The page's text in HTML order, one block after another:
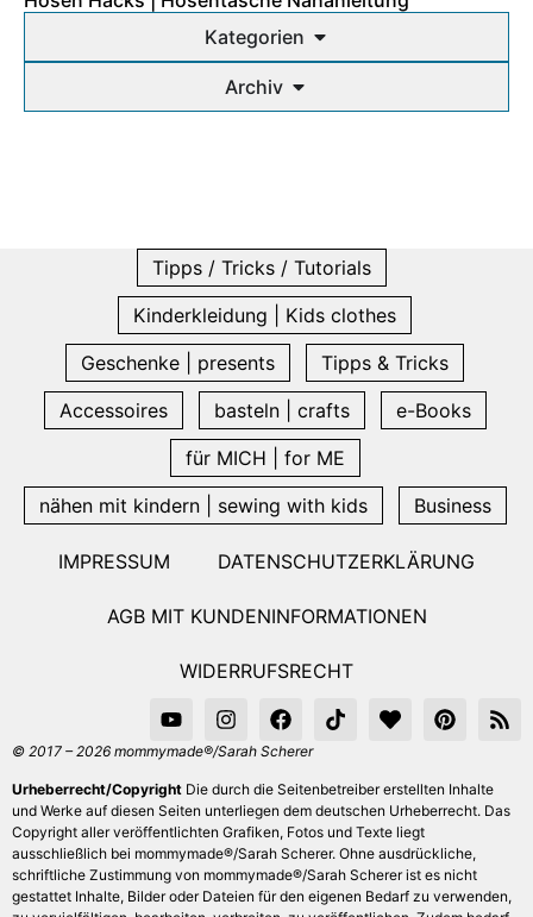
Kategorien
Archiv
Tipps / Tricks / Tutorials
Kinderkleidung | Kids clothes
Geschenke | presents
Tipps & Tricks
Accessoires
basteln | crafts
e-Books
für MICH | for ME
nähen mit kindern | sewing with kids
Business
IMPRESSUM DATENSCHUTZERKLÄRUNG
AGB MIT KUNDENINFORMATIONEN
WIDERRUFSRECHT
© 2017 – 2026 mommymade®/Sarah Scherer
Urheberrecht/Copyright Die durch die Seitenbetreiber erstellten Inhalte
und Werke auf diesen Seiten unterliegen dem deutschen Urheberrecht. Das
Copyright aller veröffentlichten Grafiken, Fotos und Texte liegt
ausschließlich bei mommymade®/Sarah Scherer. Ohne ausdrückliche,
schriftliche Zustimmung von mommymade®/Sarah Scherer ist es nicht
gestattet Inhalte, Bilder oder Dateien für den eigenen Bedarf zu verwenden,